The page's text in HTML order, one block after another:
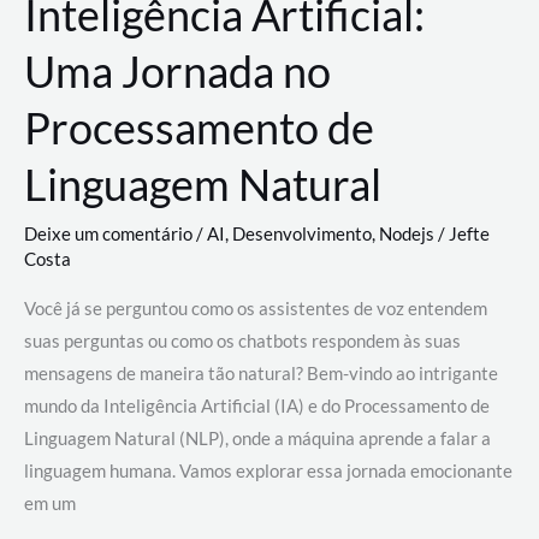
Inteligência Artificial:
Uma Jornada no
Processamento de
Linguagem Natural
Deixe um comentário/AI, Desenvolvimento, Nodejs / Jefte
Costa
Você já se perguntou como os assistentes de voz entendem
suas perguntas ou como os chatbots respondem às suas
mensagens de maneira tão natural? Bem-vindo ao intrigante
mundo da Inteligência Artificial (IA) e do Processamento de
Linguagem Natural (NLP), onde a máquina aprende a falar a
linguagem humana. Vamos explorar essa jornada emocionante
em um